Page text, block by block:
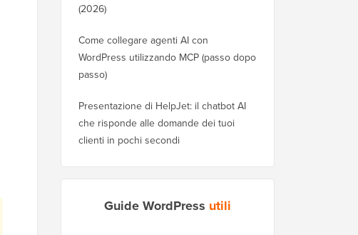
(2026)
Come collegare agenti AI con
WordPress utilizzando MCP (passo dopo
passo)
Presentazione di HelpJet: il chatbot AI
che risponde alle domande dei tuoi
clienti in pochi secondi
Guide WordPress utili